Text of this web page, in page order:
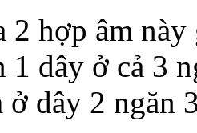
2 hợp âm
1 dây ở cả 3
ở dây 2 ngăn